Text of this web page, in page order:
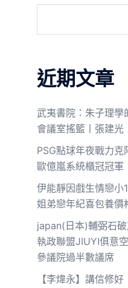
近期文章
武夷書院：朱子理學
會議室搖籃丨張建光
PSG點球年夜戰力克
歐億嵐系統櫃冠冠軍
伊能靜因戲生情戀小
姐弟戀年紀喜包養價
japan(日本)輔弼石破
執政聯盟JIUYI俱意
參議院過半數議席
【李煒永】講信修